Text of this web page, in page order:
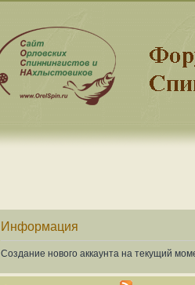
Информация
Создание нового аккаунта на текущий